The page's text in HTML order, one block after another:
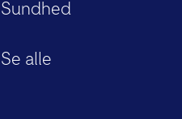
Sundhed
Se alle